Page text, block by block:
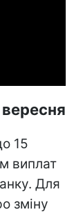
15
виплат
Для
зміну